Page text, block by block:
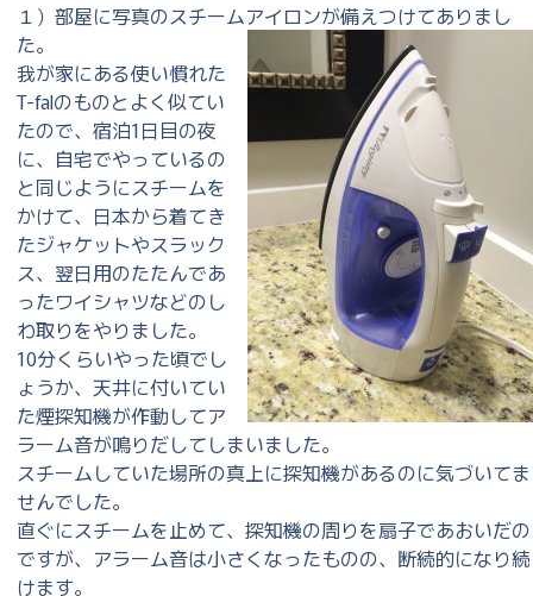
１）部屋に写真のスチームアイロンが備えつけてありまし
た。
我が家にある使い慣れた
T-falのものとよく似てい
たので、宿泊1日目の夜
に、自宅でやっているの
と同じようにスチームを
かけて、日本から着てき
たジャケットやスラック
ス、翌日用のたたんであ
ったワイシャツなどのし
わ取りをやりました。
10分くらいやった頃でし
ょうか、天井に付いてい
た煙探知機が作動してア
ラーム音が鳴りだしてしまいました。
スチームしていた場所の真上に探知機があるのに気づいてま
せんでした。
直ぐにスチームを止めて、探知機の周りを扇子であおいだの
ですが、アラーム音は小さくなったものの、断続的になり続
けます。